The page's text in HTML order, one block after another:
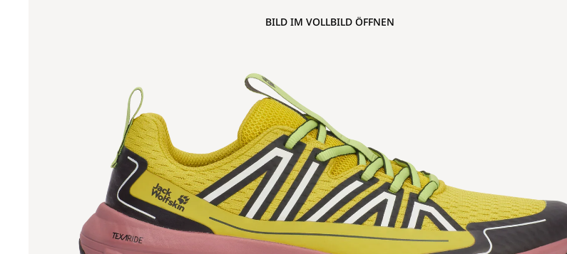
BILD IM VOLLBILD ÖFFNEN